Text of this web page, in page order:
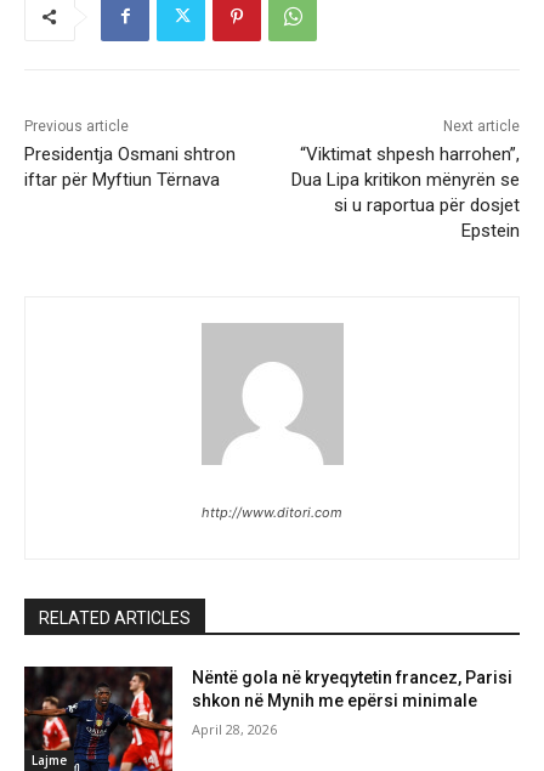
Previous article
Presidentja Osmani shtron
iftar për Myftiun Tërnava
Next article
“Viktimat shpesh harrohen”,
Dua Lipa kritikon mënyrën se
si u raportua për dosjet
Epstein
http://www.ditori.com
RELATED ARTICLES
Lajme
Nëntë gola në kryeqytetin francez, Parisi
shkon në Mynih me epërsi minimale
April 28, 2026